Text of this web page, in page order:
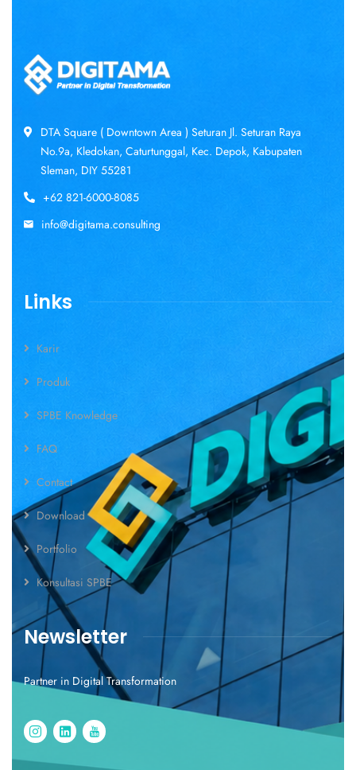
DTA Square ( Downtown Area ) Seturan Jl. Seturan Raya
No.9a, Kledokan, Caturtunggal, Kec. Depok, Kabupaten
Sleman, DIY 55281
+62 821-6000-8085
info@digitama.consulting
Links
Karir
Produk
SPBE Knowledge
FAQ
Contact
Download
Portfolio
Konsultasi SPBE
Newsletter
Partner in Digital Transformation